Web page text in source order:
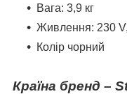
Вага: 3,9 кг
Живлення: 230
Колір чорний
Країна бренд –